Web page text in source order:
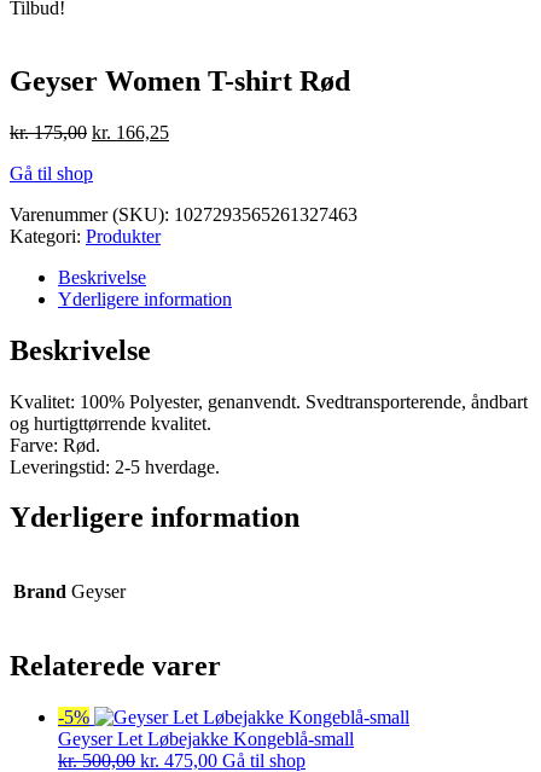
Tilbud!
Geyser Women T-shirt Rød
kr.175,00 Den
pris
kr. 175,00.
kr. 166,25Den
kr. 166,25.
Gå til shop
Varenummer (SKU): 1027293565261327463
Kategori: Produkter
Beskrivelse
Yderligere information
Beskrivelse
Kvalitet: 100% Polyester, genanvendt. Svedtransporterende, åndbart
og hurtigttørrende kvalitet.
Farve: Rød.
Leveringstid: 2-5 hverdage.
Yderligere information
Brand Geyser
Relaterede varer
-5%
Geyser Let Løbejakke Kongeblå-small
kr.500,00 Den
kr. 475,00Den
Gå til shop